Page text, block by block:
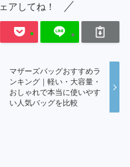
アしてね！
マザーズバッグおすすめラ
ンキング｜軽い・大容量・
おしゃれで本当に使いやす
い人気バッグを比較